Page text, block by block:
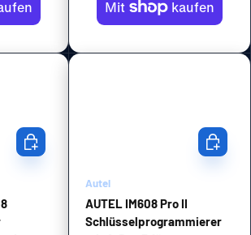
In den Warenkorb
Autel
AUTEL IM608 Pro II
Schlüsselprogrammierer
In den